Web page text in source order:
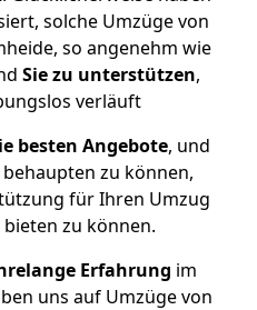
solche Umzüge von
so angenehm wie
Sie zu unterstützen,
verläuft
besten Angebote, und
zu können,
für Ihren Umzug
zu können.
Erfahrung im
uns auf Umzüge von